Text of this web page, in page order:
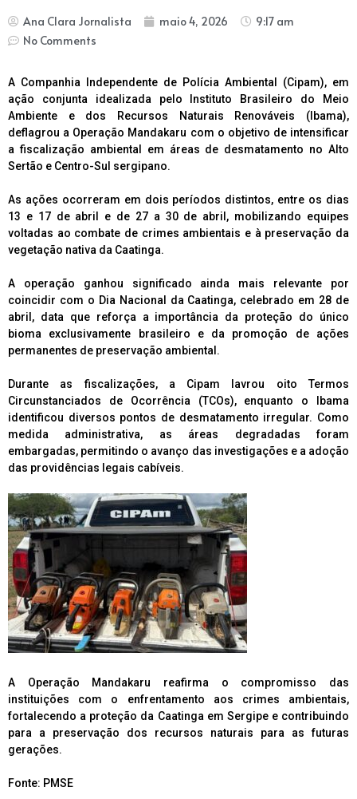
Ana Clara Jornalista maio 4, 2026
9:17 am
No Comments
A Companhia Independente de Polícia Ambiental (Cipam), em
ação conjunta idealizada pelo Instituto Brasileiro do Meio
Ambiente e dos Recursos Naturais Renováveis (Ibama),
deflagrou a Operação Mandakaru com o objetivo de intensificar
a fiscalização ambiental em áreas de desmatamento no Alto
Sertão e Centro-Sul sergipano.
As ações ocorreram em dois períodos distintos, entre os dias
13 e 17 de abril e de 27 a 30 de abril, mobilizando equipes
voltadas ao combate de crimes ambientais e à preservação da
vegetação nativa da Caatinga.
A operação ganhou significado ainda mais relevante por
coincidir com o Dia Nacional da Caatinga, celebrado em 28 de
abril, data que reforça a importância da proteção do único
bioma exclusivamente brasileiro e da promoção de ações
permanentes de preservação ambiental.
Durante as fiscalizações, a Cipam lavrou oito Termos
Circunstanciados de Ocorrência (TCOs), enquanto o Ibama
identificou diversos pontos de desmatamento irregular. Como
medida administrativa, as áreas degradadas foram
embargadas, permitindo o avanço das investigações e a adoção
das providências legais cabíveis.
A Operação Mandakaru reafirma o compromisso das
instituições com o enfrentamento aos crimes ambientais,
fortalecendo a proteção da Caatinga em Sergipe e contribuindo
para a preservação dos recursos naturais para as futuras
gerações.
Fonte: PMSE